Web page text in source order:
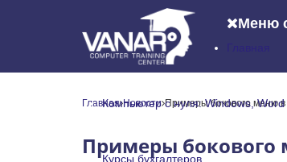
Меню
Компьютер с нуля: Windows, Word
Компьютер с нуля:
Курсы бухгалтеров
Главная Новости Примеры бокового меню в
Примеры бокового